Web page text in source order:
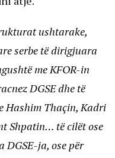
ushtarake,
serbe të dirigjuara
me KFOR-in
DGSE dhe të
Hashim Thaçin, Kadri
Shpatin… të cilët ose
ja, ose për